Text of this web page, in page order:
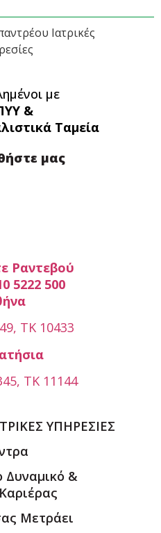
με
&
Ταμεία
μας
Ραντεβού
5222 500
ΤΚ 10433
ΤΚ 11144
ΥΠΗΡΕΣΙΕΣ
Δυναμικό &
Μετράει